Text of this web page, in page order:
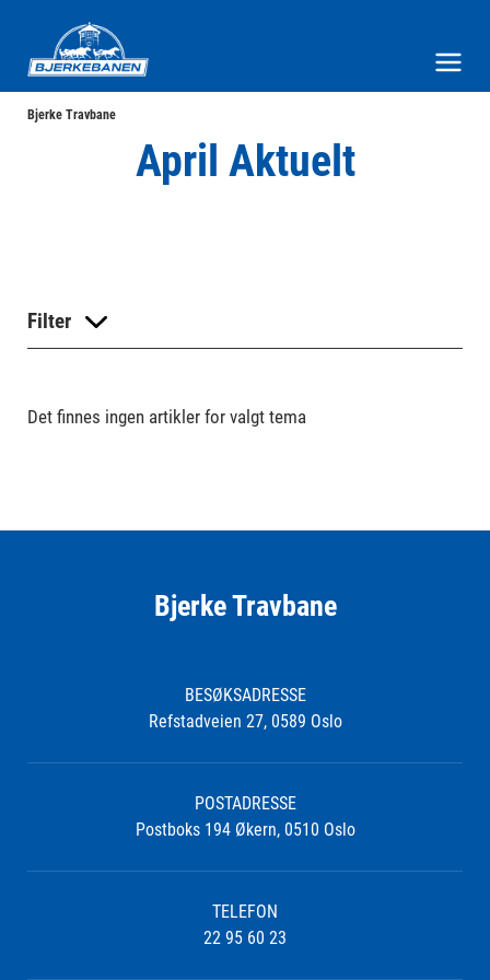
Bjerke Travbane
April Aktuelt
Filter
Det finnes ingen artikler for valgt tema
Bjerke Travbane
BESØKSADRESSE
Refstadveien 27, 0589 Oslo
POSTADRESSE
Postboks 194 Økern, 0510 Oslo
TELEFON
22 95 60 23